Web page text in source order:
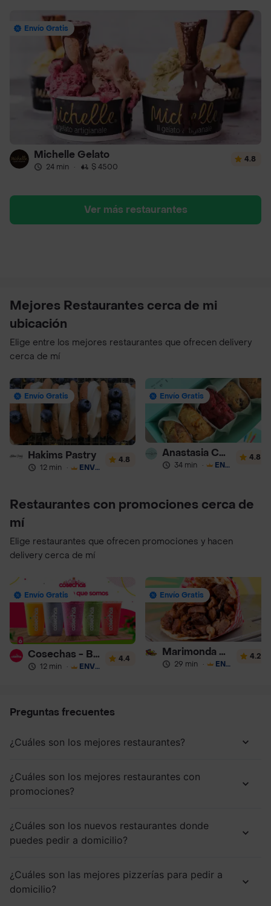
Envío Gratis
Michelle Gelato
24 min · $ 4500
4.8
Ver más restaurantes
Mejores Restaurantes cerca de mi
ubicación
Elige entre los mejores restaurantes que ofrecen delivery
cerca de mí
Envío Gratis
Hakims Pastry
12 min · ENVÍO GRATIS
4.8
Envío Gratis
Anastasia Cookies
34 min · ENVÍO GRATIS
4.8
Restaurantes con promociones cerca de
mí
Elige restaurantes que ofrecen promociones y hacen
delivery cerca de mí
Envío Gratis
Cosechas - Batidos
12 min · ENVÍO GRATIS
4.4
Envío Gratis
Marimonda del Mono
29 min · ENVÍO GRATIS
4.2
Preguntas frecuentes
¿Cuáles son los mejores restaurantes?
¿Cuáles son los mejores restaurantes con
promociones?
¿Cuáles son los nuevos restaurantes donde
puedes pedir a domicilio?
¿Cuáles son las mejores pizzerías para pedir a
domicilio?